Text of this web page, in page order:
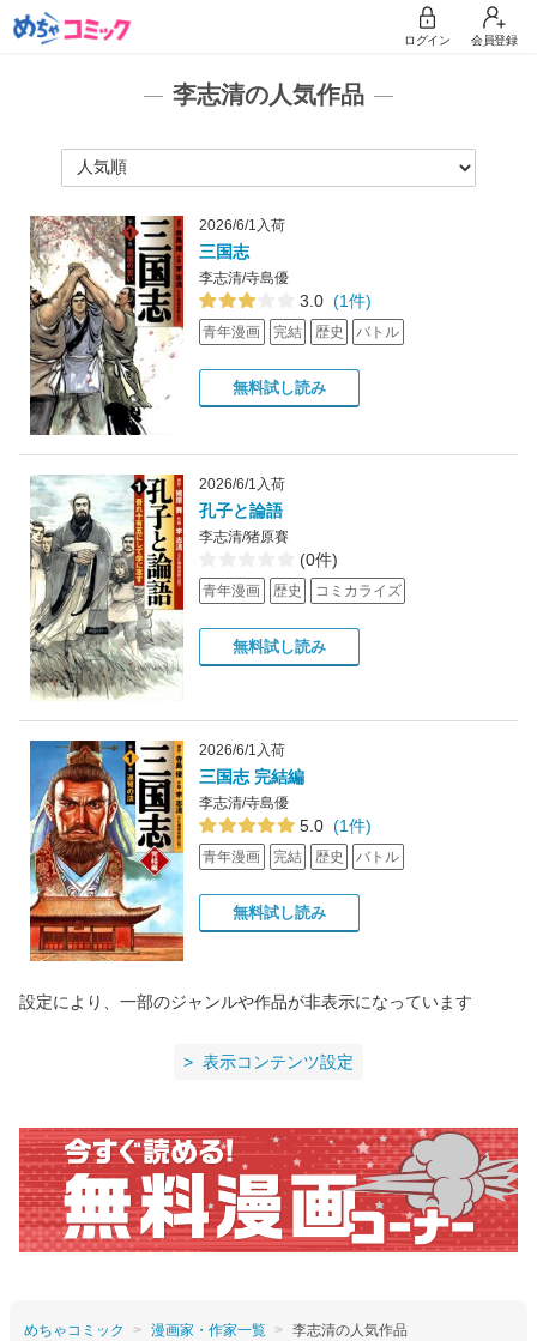
ログイン 会員登録
李志清の人気作品
2026/6/1入荷
三国志
李志清/寺島優
3.0 (1件)
青年漫画 完結 歴史 バトル
無料試し読み
2026/6/1入荷
孔子と論語
李志清/猪原賽
(0件)
青年漫画 歴史 コミカライズ
無料試し読み
2026/6/1入荷
三国志 完結編
李志清/寺島優
5.0 (1件)
青年漫画 完結 歴史 バトル
無料試し読み
設定により、一部のジャンルや作品が非表示になっています
表示コンテンツ設定
めちゃコミック 漫画家・作家一覧 李志清の人気作品